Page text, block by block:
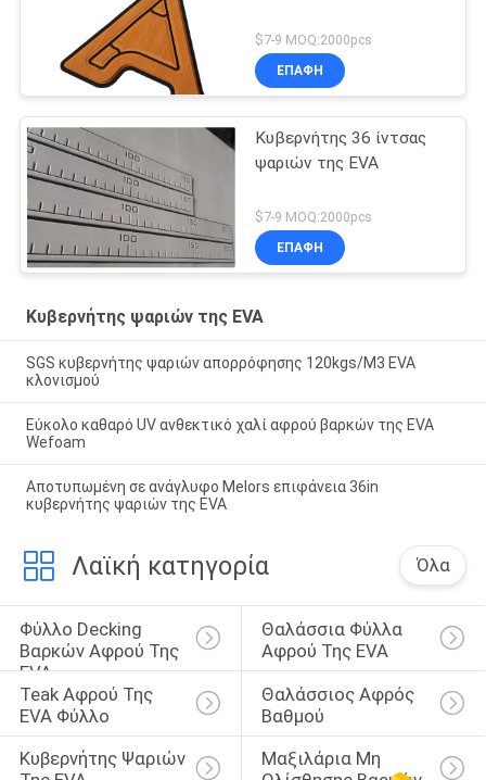
$7-9 MOQ:2000pcs
ΕΠΑΦΉ
Κυβερνήτης 36 ίντσας
ψαριών της EVA
$7-9 MOQ:2000pcs
ΕΠΑΦΉ
Κυβερνήτης ψαριών της EVA
SGS κυβερνήτης ψαριών απορρόφησης 120kgs/M3 EVA
κλονισμού
Εύκολο καθαρό UV ανθεκτικό χαλί αφρού βαρκών της EVA
Wefoam
Αποτυπωμένη σε ανάγλυφο Melors επιφάνεια 36in
κυβερνήτης ψαριών της EVA
Λαϊκή κατηγορία Όλα
Φύλλο Decking
Βαρκών Αφρού Της
EVA
Θαλάσσια Φύλλα
Αφρού Της EVA
Teak Αφρού Της
EVA Φύλλο
Θαλάσσιος Αφρός
Βαθμού
Κυβερνήτης Ψαριών
Μαξιλάρια Μη